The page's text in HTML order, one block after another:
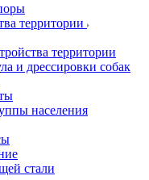
территории
территории
и дрессировки собак
населения
стали